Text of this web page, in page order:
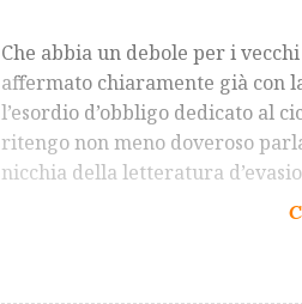
Che abbia un debole per i
affermato chiaramente già con
l’esordio d’obbligo dedicato al
ritengo non meno doveroso
nicchia della letteratura